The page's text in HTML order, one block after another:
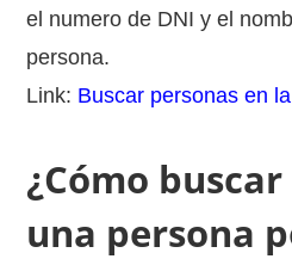
el numero de DNI y el
persona.
Link: Buscar personas en
¿Cómo
una persona